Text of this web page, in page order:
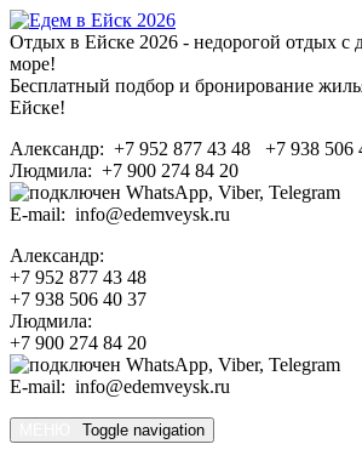
Отдых в Ейске 2026 - недорогой отдых с
море!
Бесплатный подбор и бронирование
Ейске!
Александр: +7 952 877 43 48 +7 938 506
Людмила: +7 900 274 84 20
E-mail: info@edemveysk.ru
Александр:
+7 952 877 43 48
+7 938 506 40 37
Людмила:
+7 900 274 84 20
E-mail: info@edemveysk.ru
Toggle navigation